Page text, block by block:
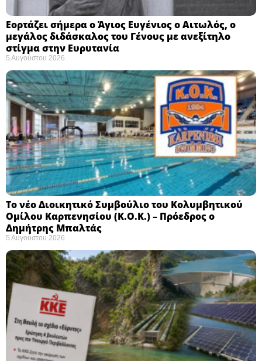
Εορτάζει σήμερα ο Άγιος Ευγένιος ο Αιτωλός, ο
μεγάλος διδάσκαλος του Γένους με ανεξίτηλο
στίγμα στην Ευρυτανία
5 Αυγούστου 2026
Το νέο Διοικητικό Συμβούλιο του Κολυμβητικού
Ομίλου Καρπενησίου (Κ.Ο.Κ.) – Πρόεδρος ο
Δημήτρης Μπαλτάς
5 Αυγούστου 2026